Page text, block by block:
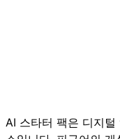
AI 스타터 팩은 디지